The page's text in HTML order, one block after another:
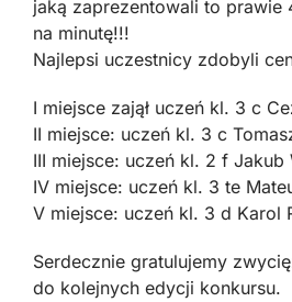
jaką zaprezentowali to prawie
na minutę!!!
Najlepsi uczestnicy zdobyli
I miejsce zajął uczeń kl. 3 c
II miejsce: uczeń kl. 3 c
III miejsce: uczeń kl. 2 f Jakub
IV miejsce: uczeń kl. 3 te
V miejsce: uczeń kl. 3 d Karol
Serdecznie gratulujemy
do kolejnych edycji konkursu.